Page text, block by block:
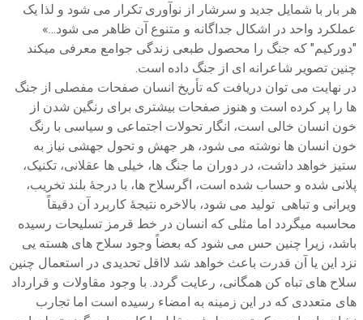
هر بار با شمایل جدید و سرشار از نوآوری تکرار می شود و لذا یک
عملکرد واحد در اشکال جداگانه و متنوع آن ظاهر می شود...»
"دورکیم" که جنگ را محصول طبعی زندگی جوامع معرفی میکند
چنین تصویر شاعرانه ای از جنگ داده است.
در نهایت می توان دریافت که تأریخ انسان صفحات مفصلی از جنگ
ها را پر کرده است و هنوز صفحات بیشتری برای رنگین شدن از
خون انسان خالی است، انگار تحولات اجتماعی و سیاسی با رنگ
خون انسان ها نوشته می شود، هر جهش و تحول جهشی نیاز به
ستیز خواهد داشت، در دوران ما جنگ ها، خیلی ها عقلانی، تکنیک،
پلانی شده و حساب شده است، اگرسلاح ها، با درجۀ بلند تخریب،
ویرانی و تباهی تولید می شود، بالاخره نتیجۀ کاربرد آن دقیقاً
محاسبه میگردد اما مثلی که انسان در خط قرمز تسلیحات رسیده
باشد، زیرا چنین حس می شود که بعضاً وجود سلاح های هسته یی
نزد این یا آن قدرت باعث خواهد شد لااقل تحدیدی در استعمال چنین
سلاح های تباه کن همگانی، رعایت گردد. با وجود مقاولات و قرارداد
های متعددی که در این زمینه به امضاء رسیده است اما تجارب